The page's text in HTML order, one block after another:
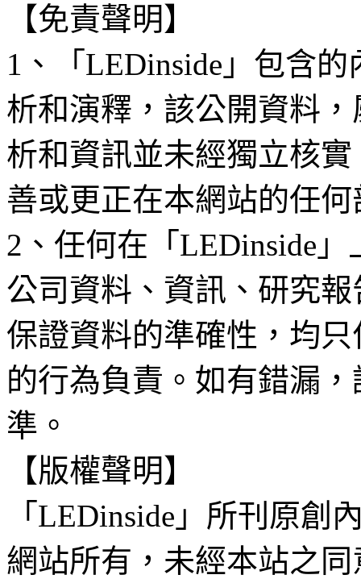
【免責聲明】
1、「LEDinside」包含
析和演釋，該公開資料
析和資訊並未經獨立核
善或更正在本網站的任
2、任何在「LEDinside
公司資料、資訊、研究
保證資料的準確性，均
的行為負責。如有錯漏
準。
【版權聲明】
「LEDinside」所刊原創
網站所有，未經本站之